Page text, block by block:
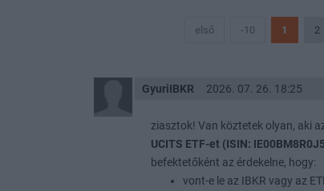
első -10 1 2
GyuriIBKR 2026. 07. 26. 18:25
ziasztok! Van köztetek olyan, aki
UCITS ETF-et (ISIN:
befektetőként az érdekelne, hogy:
vont-e le az IBKR vagy az